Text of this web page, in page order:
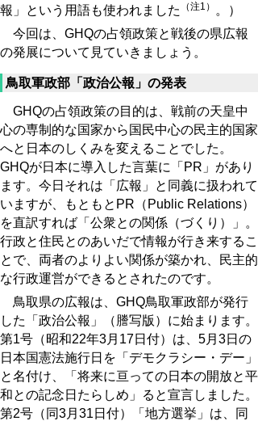
報」という用語も使われました
（注1）
。）
今回は、GHQの占領政策と戦後の県広報
の発展について見ていきましょう。
鳥取軍政部「政治公報」の発表
GHQの占領政策の目的は、戦前の天皇中
心の専制的な国家から国民中心の民主的国家
へと日本のしくみを変えることでした。
GHQが日本に導入した言葉に「PR」があり
ます。今日それは「広報」と同義に扱われて
いますが、もともとPR（Public Relations）
を直訳すれば「公衆との関係（づくり）」。
行政と住民とのあいだで情報が行き来するこ
とで、両者のよりよい関係が築かれ、民主的
な行政運営ができるとされたのです。
鳥取県の広報は、GHQ鳥取軍政部が発行
した「政治公報」（謄写版）に始まります。
第1号（昭和22年3月17日付）は、5月3日の
日本国憲法施行日を「デモクラシー・デー」
と名付け、「将来に亘っての日本の開放と平
和との記念日たらしめ」ると宣言しました。
第2号（同3月31日付）「地方選挙」は、同